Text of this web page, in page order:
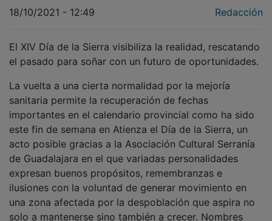
el pasado para soñar con un futuro de oportunidades.
sanitaria permite la recuperación de fechas
importantes en el calendario provincial como ha sido
este fin de semana en Atienza el Día de la Sierra, un
acto posible gracias a la Asociación Cultural Serranía
de Guadalajara en el que variadas personalidades
expresan buenos propósitos, remembranzas e
ilusiones con la voluntad de generar movimiento en
una zona afectada por la despoblación que aspira no
solo a mantenerse sino también a crecer. Nombres